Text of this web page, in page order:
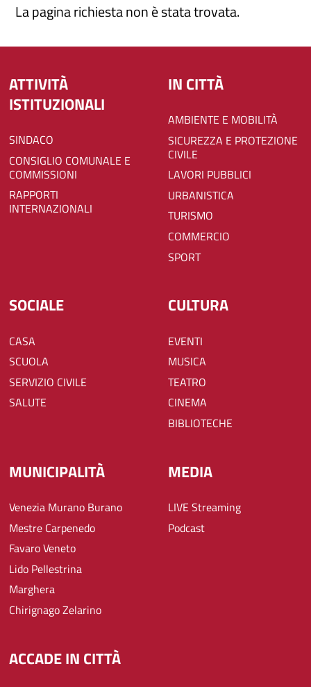
La pagina richiesta non è stata trovata.
ATTIVITÀ
ISTITUZIONALI
SINDACO
CONSIGLIO COMUNALE E
COMMISSIONI
RAPPORTI
INTERNAZIONALI
IN CITTÀ
AMBIENTE E MOBILITÀ
SICUREZZA E PROTEZIONE
CIVILE
LAVORI PUBBLICI
URBANISTICA
TURISMO
COMMERCIO
SPORT
SOCIALE
CASA
SCUOLA
SERVIZIO CIVILE
SALUTE
CULTURA
EVENTI
MUSICA
TEATRO
CINEMA
BIBLIOTECHE
MUNICIPALITÀ
Venezia Murano Burano
Mestre Carpenedo
Favaro Veneto
Lido Pellestrina
Marghera
Chirignago Zelarino
MEDIA
LIVE Streaming
Podcast
ACCADE IN CITTÀ